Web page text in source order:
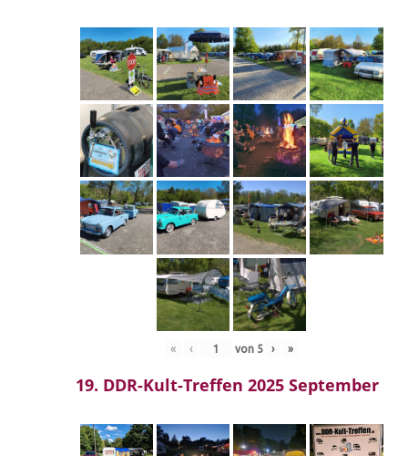
« ‹ von 5 › »
19. DDR-Kult-Treffen 2025 September